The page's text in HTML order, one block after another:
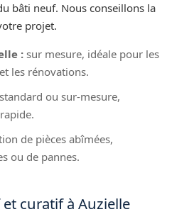
bâti neuf. Nous conseillons la
projet.
: sur mesure, idéale pour les
les rénovations.
standard ou sur-mesure,
de pièces abîmées,
ou de pannes.
curatif à Auzielle